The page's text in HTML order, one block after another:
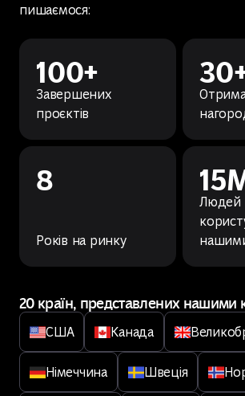
пишаємося:
100+
Завершених
проєктів
8
Років на ринку
Людей
20 країн, представлених нашими
США Канада
Німеччина Швеція